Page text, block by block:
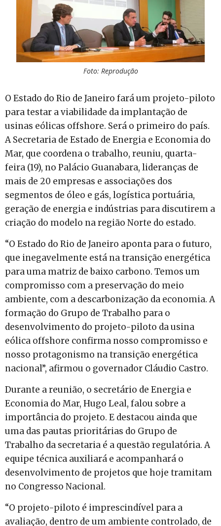
Foto: Reprodução
O Estado do Rio de Janeiro fará um projeto-piloto
para testar a viabilidade da implantação de
usinas eólicas offshore. Será o primeiro do país.
A Secretaria de Estado de Energia e Economia do
Mar, que coordena o trabalho, reuniu, quarta-
feira (19), no Palácio Guanabara, lideranças de
mais de 20 empresas e associações dos
segmentos de óleo e gás, logística portuária,
geração de energia e indústrias para discutirem a
criação do modelo na região Norte do estado.
“O Estado do Rio de Janeiro aponta para o futuro,
que inegavelmente está na transição energética
para uma matriz de baixo carbono. Temos um
compromisso com a preservação do meio
ambiente, com a descarbonização da economia. A
formação do Grupo de Trabalho para o
desenvolvimento do projeto-piloto da usina
eólica offshore confirma nosso compromisso e
nosso protagonismo na transição energética
nacional”, afirmou o governador Cláudio Castro.
Durante a reunião, o secretário de Energia e
Economia do Mar, Hugo Leal, falou sobre a
importância do projeto. E destacou ainda que
uma das pautas prioritárias do Grupo de
Trabalho da secretaria é a questão regulatória. A
equipe técnica auxiliará e acompanhará o
desenvolvimento de projetos que hoje tramitam
no Congresso Nacional.
“O projeto-piloto é imprescindível para a
avaliação, dentro de um ambiente controlado, de